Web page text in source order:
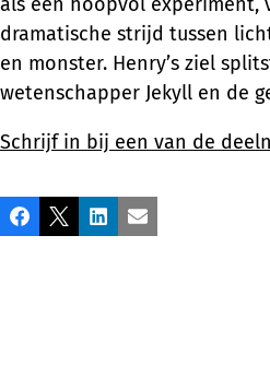
dramatische strijd tussen
en monster. Henry’s ziel
wetenschapper Jekyll en de
Schrijf in bij een van de
Share
this
Facebook
X LinkedInEmail